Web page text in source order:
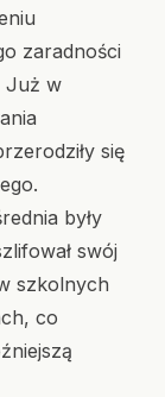
zaradności
Już w
się
były
swój
szkolnych
co